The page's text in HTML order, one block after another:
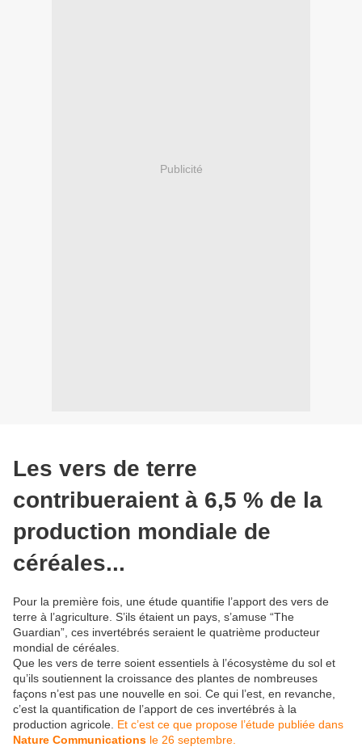
Publicité
Les vers de terre
contribueraient à 6,5 % de la
production mondiale de
céréales...
Pour la première fois, une étude quantifie l’apport des vers de
terre à l’agriculture. S’ils étaient un pays, s’amuse “The
Guardian”, ces invertébrés seraient le quatrième producteur
mondial de céréales.
Que les vers de terre soient essentiels à l’écosystème du sol et
qu’ils soutiennent la croissance des plantes de nombreuses
façons n’est pas une nouvelle en soi. Ce qui l’est, en revanche,
c’est la quantification de l’apport de ces invertébrés à la
production agricole. Et c’est ce que propose l’étude publiée dans
Nature Communications le 26 septembre.